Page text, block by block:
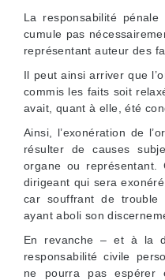
La responsabilité
cumule pas
représentant auteur des
Il peut ainsi arriver que
commis les faits soit
avait, quant à elle, été
Ainsi, l’exonération de
résulter de causes
organe ou représentant.
dirigeant qui sera
car souffrant de trouble
ayant aboli son
En revanche – et à la
responsabilité civile
ne pourra pas espérer